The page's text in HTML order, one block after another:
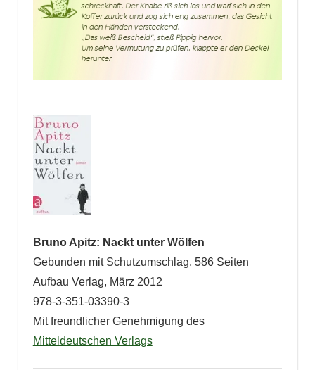
Bruno Apitz: Nackt unter Wölfen
Gebunden mit Schutzumschlag, 586 Seiten
Aufbau Verlag, März 2012
978-3-351-03390-3
Mit freundlicher Genehmigung des
Mitteldeutschen Verlags